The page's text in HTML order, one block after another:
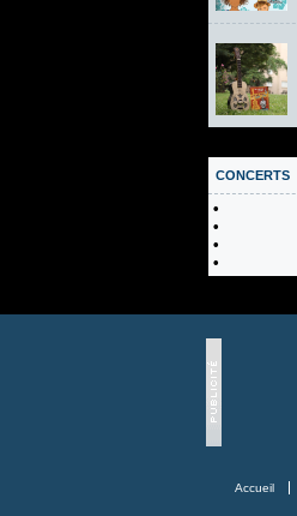
CONCERTS
•
•
•
•
Accueil